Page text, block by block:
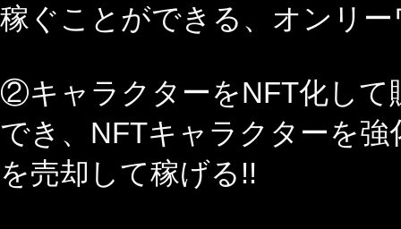
稼ぐことができる、オンリ
②キャラクターをNFT化して
でき、NFTキャラクターを
を売却して稼げる!!